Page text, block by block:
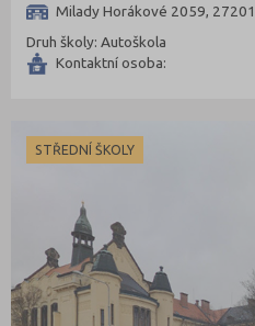
Milady Horákové 2059,
Druh školy: Autoškola
Kontaktní osoba:
STŘEDNÍ ŠKOLY